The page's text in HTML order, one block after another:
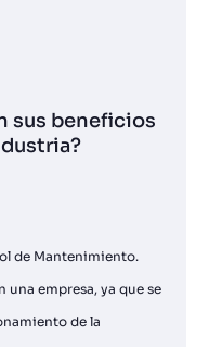
sus beneficios
de Mantenimiento.
una empresa, ya que se
de la